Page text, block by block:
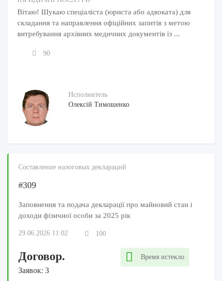
Вітаю! Шукаю спеціаліста (юриста або адвоката) для
складання та направлення офіційних запитів з метою
витребування архівних медичних документів із ...
90
Исполнитель
Олексій Тимошенко
Составление налоговых деклараций
#309
Заповнення та подача декларації про майновий стан і
доходи фізичної особи за 2025 рік
29.06.2026 11:02 100
Договор.
Заявок: 3
Время истекло